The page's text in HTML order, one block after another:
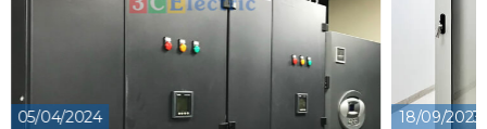
05/04/2024 18/09/2023